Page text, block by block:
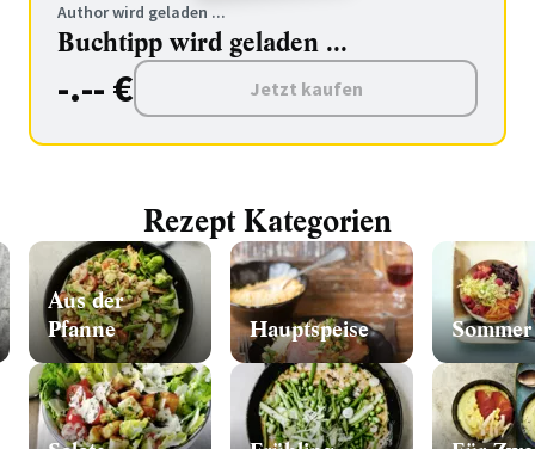
Author wird geladen ...
Buchtipp wird geladen ...
-.-- € Jetzt kaufen
Rezept Kategorien
Aus der
Pfanne
Hauptspeise Sommer